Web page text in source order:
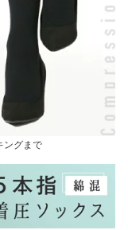
ングまで